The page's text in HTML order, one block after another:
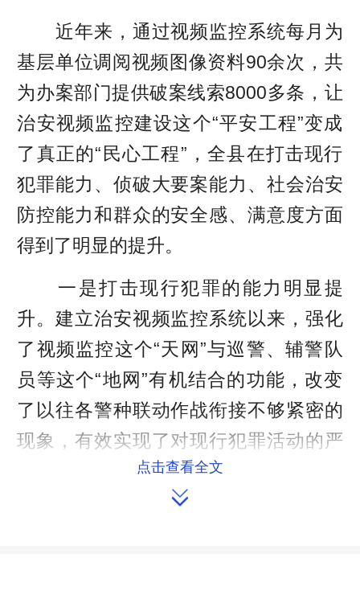
近年来，通过视频监控系统每月为
基层单位调阅视频图像资料90余次，共
为办案部门提供破案线索8000多条，让
治安视频监控建设这个“平安工程”变成
了真正的“民心工程”，全县在打击现行
犯罪能力、侦破大要案能力、社会治安
防控能力和群众的安全感、满意度方面
得到了明显的提升。
一是打击现行犯罪的能力明显提
升。建立治安视频监控系统以来，强化
了视频监控这个“天网”与巡警、辅警队
员等这个“地网”有机结合的功能，改变
了以往各警种联动作战衔接不够紧密的
现象，有效实现了对现行犯罪活动的严
点击查看全文
